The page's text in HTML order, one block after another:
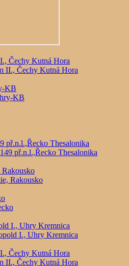
Čechy Kutná Hora
KB
př.n.l.,Řecko Thesalonika
I., Uhry Kremnica
Čechy Kutná Hora